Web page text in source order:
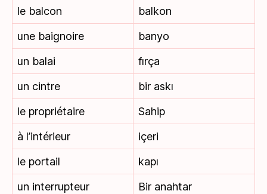
le balcon
balkon
une baignoire
banyo
un balai
fırça
un cintre
bir askı
le propriétaire
Sahip
à l’intérieur
içeri
le portail
kapı
un interrupteur
Bir anahtar